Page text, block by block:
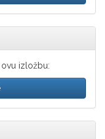
izložbu: